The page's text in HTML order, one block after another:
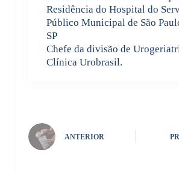
Residência do Hospital do
Público Municipal de São
SP
Chefe da divisão de
Clínica Urobrasil.
ANTERIOR